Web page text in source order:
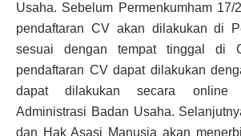
Usaha. Sebelum Permenkumham 17/
pendaftaran CV akan dilakukan di
sesuai dengan tempat tinggal di
pendaftaran CV dapat dilakukan
dapat dilakukan secara online
Administrasi Badan Usaha.
dan Hak Asasi Manusia akan